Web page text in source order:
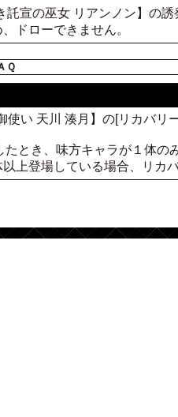
託宣の巫女 リアンノン】の
ドローできません。
Ｑ
使い 天川 湊月】の[リカバリ
たとき、味方キャラが１体
上登場している場合、リカ